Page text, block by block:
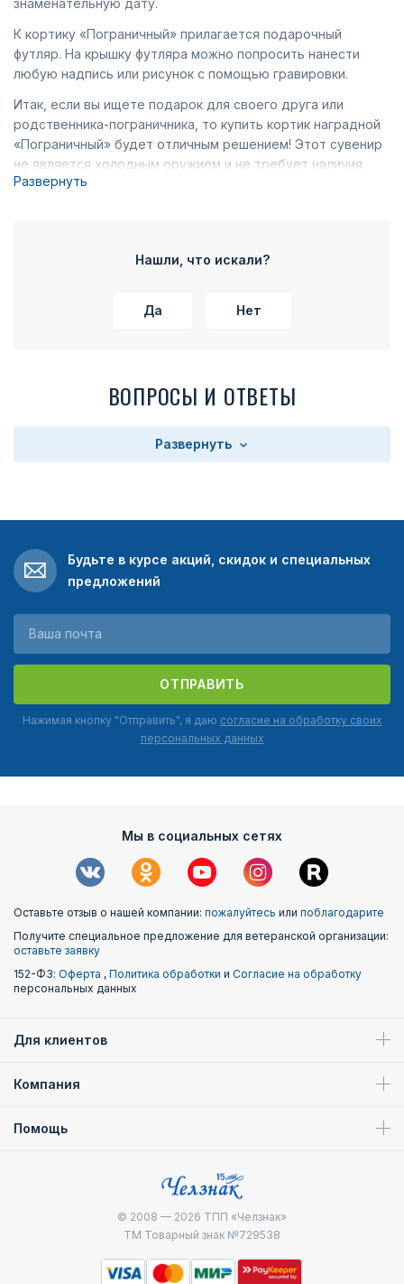
знаменательную дату.
К кортику «Пограничный» прилагается подарочный
футляр. На крышку футляра можно попросить нанести
любую надпись или рисунок с помощью гравировки.
Итак, если вы ищете подарок для своего друга или
родственника-пограничника, то купить кортик наградной
«Пограничный» будет отличным решением! Этот сувенир
не является холодным оружием и не требует наличия
сертификатов и разрешений. Поэтому можете смело
Развернуть
Нашли, что искали?
Да Нет
ВОПРОСЫ И ОТВЕТЫ
Развернуть
Будьте в курсе акций, скидок и специальных
предложений
ОТПРАВИТЬ
Нажимая кнопку "Отправить", я даю согласие на обработку своих
персональных данных
Мы в социальных сетях
Оставьте отзыв о нашей компании: пожалуйтесь или поблагодарите
Получите специальное предложение для ветеранской организации:
оставьте заявку
152-ФЗ: Оферта , Политика обработки и Согласие на обработку
персональных данных
Для клиентов
Компания
Помощь
© 2008 — 2026 ТПП «Челзнак»
ТМ Товарный знак №729538